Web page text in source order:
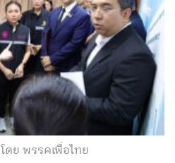
โดย พรรคเพื่อไทย